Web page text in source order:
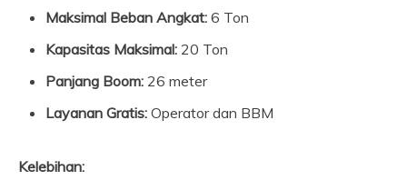
Maksimal Beban Angkat: 6 Ton
Kapasitas Maksimal: 20 Ton
Panjang Boom: 26 meter
Layanan Gratis: Operator dan BBM
Kelebihan: